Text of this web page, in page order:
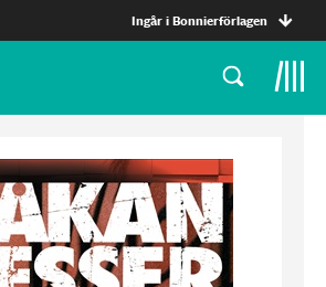
Ingår i Bonnierförlagen